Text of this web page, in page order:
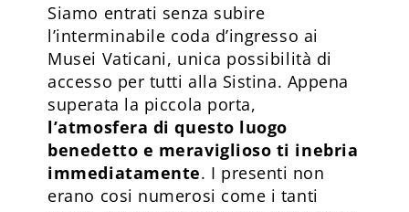
Siamo entrati senza subire
l’interminabile coda d’ingresso ai
Musei Vaticani, unica possibilità di
accesso per tutti alla Sistina. Appena
superata la piccola porta,
l’atmosfera di questo luogo
benedetto e meraviglioso ti inebria
immediatamente. I presenti non
erano cosi numerosi come i tanti